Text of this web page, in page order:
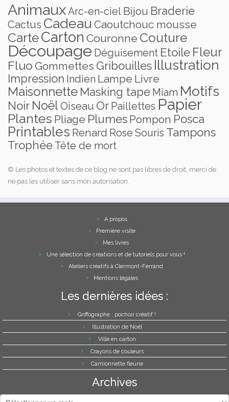
AnimauxArc-en-ciel Bijou Braderie
Cactus Cadeau Caoutchouc mousse
CarteCarton Couronne Couture
Découpage Déguisement Etoile Fleur
Fluo Gommettes Gribouilles Illustration
Impression Indien Lampe Livre
Maisonnette Masking tape Miam Motifs
Noir NoëlOiseau Or Paillettes Papier
Plantes Pliage Plumes Pompon Posca
Printables Renard Rose Souris Tampons
Trophée Tête de mort
© Les photos et textes de ce blog ne sont pas libres de droit, merci de
ne pas les utiliser sans mon autorisation.
A propos
Première visite
Mes livres
Une sélection de créations et de tutoriels pour vous !
Ateliers créatifs à Clermont-Ferrand
Mentions légales
Les dernières idées :
Griffographe : pochoir créatif !
Illustration de Noël
Ville en carton
Crayons de couleurs
Camionnette fleurie
Archives
Archives